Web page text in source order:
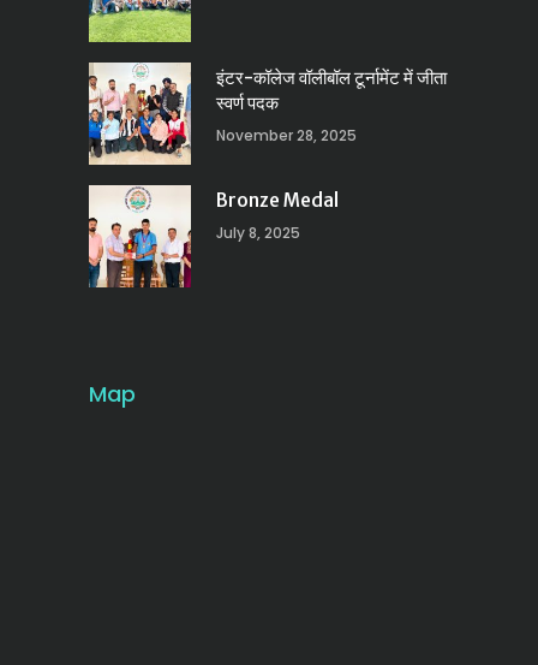
इंटर-कॉलेज वॉलीबॉल टूर्नामेंट में जीता
स्वर्ण पदक
November 28, 2025
Bronze Medal
July 8, 2025
Map